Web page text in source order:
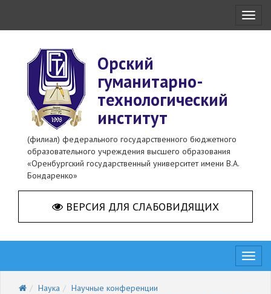
Орский
гуманитарно-
технологический
институт
(филиал) федерального государственного бюджетного
образовательного учреждения высшего образования
«Оренбургский государственный университет имени В.А.
Бондаренко»
ВЕРСИЯ ДЛЯ СЛАБОВИДЯЩИХ
Наука
Научные конференции